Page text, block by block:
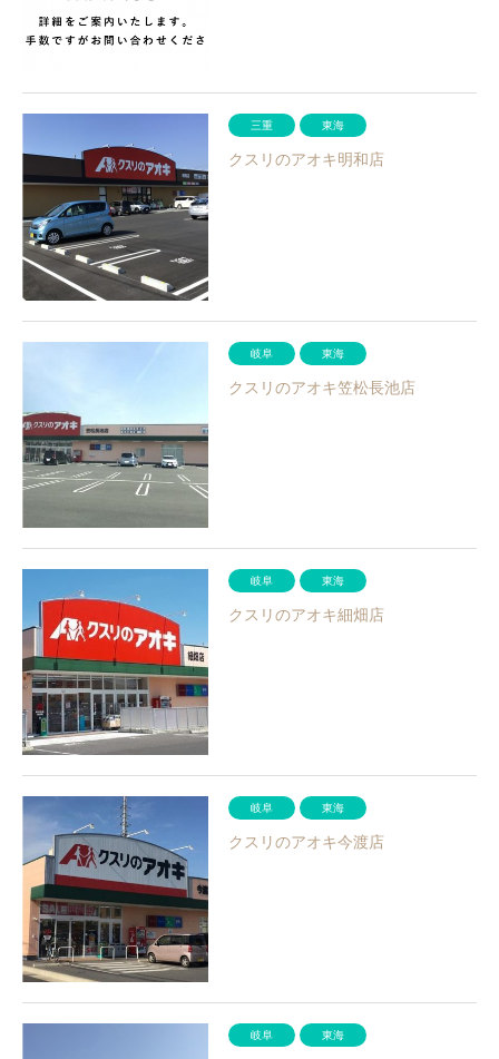
三重 東海
クスリのアオキ明和店
岐阜 東海
クスリのアオキ笠松長池店
岐阜 東海
クスリのアオキ細畑店
岐阜 東海
クスリのアオキ今渡店
岐阜 東海